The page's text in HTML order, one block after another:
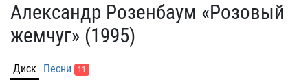
Александр Розенбаум «Розовый
жемчуг» (1995)
Диск Песни 11